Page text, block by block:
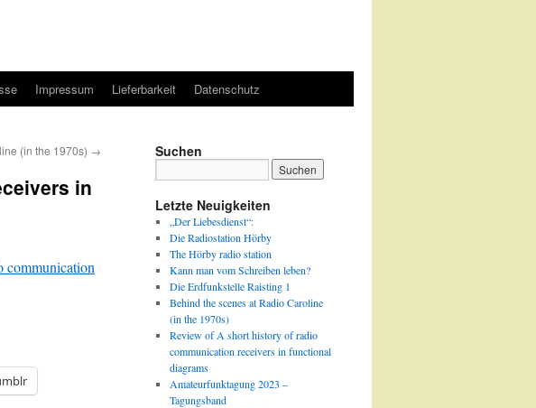
Impressum Lieferbarkeit Datenschutz
(in the 1970s) →
in
communication
Suchen
Letzte Neuigkeiten
„Der Liebesdienst“:
Die Radiostation Hörby
The Hörby radio station
Kann man vom Schreiben leben?
Die Erdfunkstelle Raisting 1
Behind the scenes at Radio Caroline
(in the 1970s)
Review of A short history of radio
communication receivers in functional
diagrams
Amateurfunktagung 2023 –
Tagungsband